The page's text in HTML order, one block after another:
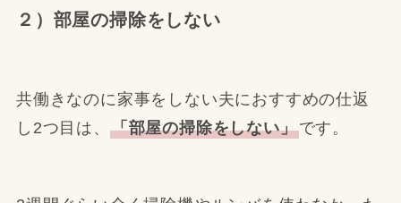
２）部屋の掃除をしない
共働きなのに家事をしない夫におすすめの仕返
し2つ目は、 「部屋の掃除をしない」です。